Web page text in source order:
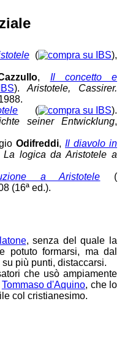
(
),
, Il concetto e
).Aristotele, Cassirer.
(
).
seiner Entwicklung,
Odifreddi, Il diavolo in
La logica da Aristotele a
a Aristotele (
(16ª ed.).
, senza del quale la
potuto formarsi, ma dal
più punti, distaccarsi.
che usò ampiamente
Tommaso d'Aquino, che lo
col cristianesimo.